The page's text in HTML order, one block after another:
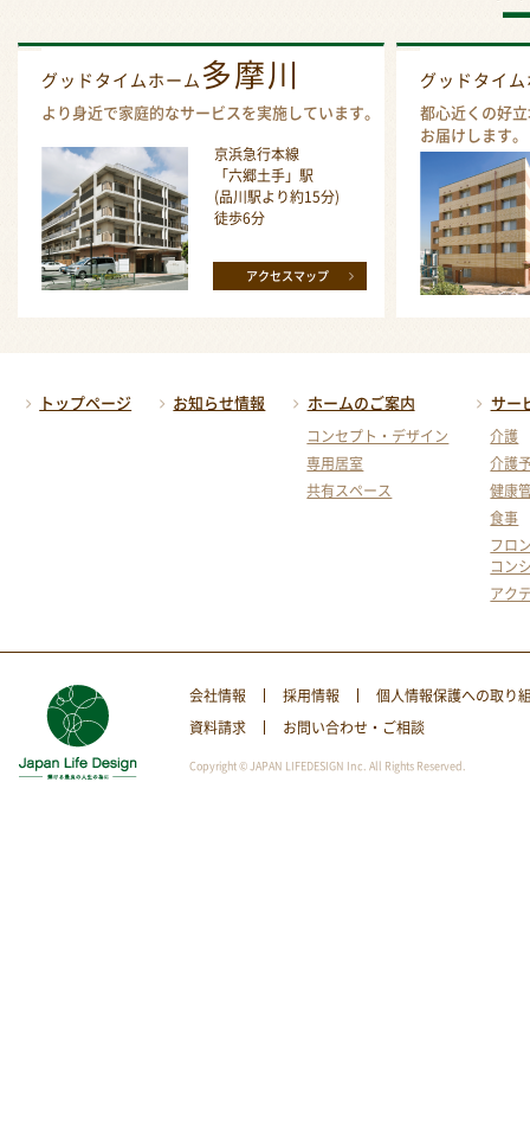
グッドタイムホーム 多摩川
より身近で家庭的なサービスを実施しています。
京浜急行本線
「六郷土手」駅
(品川駅より約15分)
徒歩6分
アクセスマップ
グッドタイ
都心近くの好
お届けします。
トップページ お知らせ情報 ホームのご案内
コンセプト・デザイン
専用居室
共有スペース
サー
介護
介護
健康
食事
フロ
コン
アク
会社情報 採用情報
個人情報保護への取り
資料請求
お問い合わせ・ご相談
Copyright © JAPAN LIFEDESIGN Inc. All Rights Reserved.